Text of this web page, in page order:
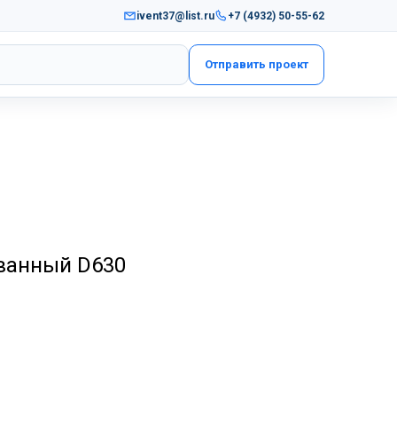
ivent37@list.ru +7 (4932) 50-55-62
Отправить проект
D630